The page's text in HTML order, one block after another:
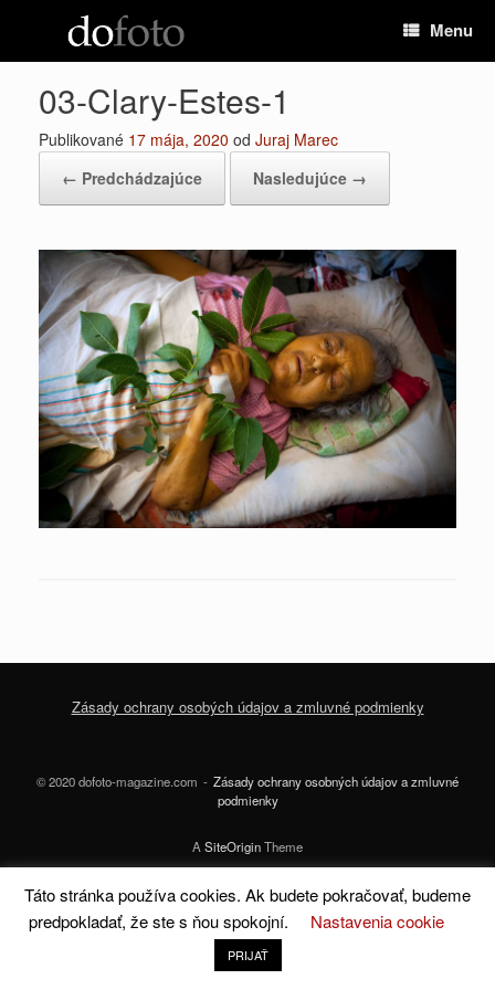
Menu
03-Clary-Estes-1
Publikované 17 mája, 2020 od Juraj Marec
← Predchádzajúce
Nasledujúce →
Zásady ochrany osobých údajov a zmluvné podmienky
© 2020 dofoto-magazine.com
Zásady ochrany osobných údajov a zmluvné
podmienky
A SiteOriginTheme
Táto stránka používa cookies. Ak budete pokračovať, budeme
predpokladať, že ste s ňou spokojní.
Nastavenia cookie
PRIJAŤ